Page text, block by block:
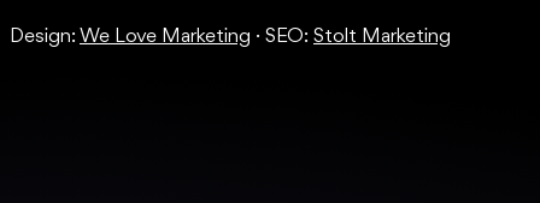
Design: We Love Marketing · SEO: Stolt Marketing